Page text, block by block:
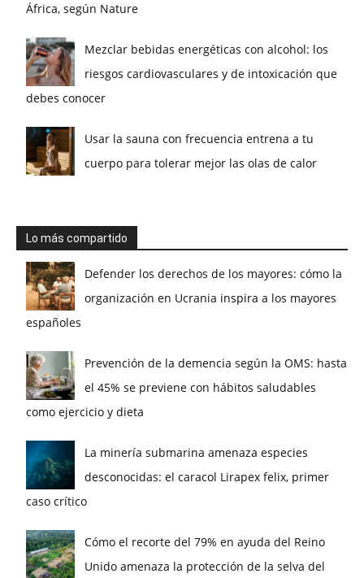
África, según Nature
Mezclar bebidas energéticas con alcohol: los
riesgos cardiovasculares y de intoxicación que
debes conocer
Usar la sauna con frecuencia entrena a tu
cuerpo para tolerar mejor las olas de calor
Lo más compartido
Defender los derechos de los mayores: cómo la
organización en Ucrania inspira a los mayores
españoles
Prevención de la demencia según la OMS: hasta
el 45% se previene con hábitos saludables
como ejercicio y dieta
La minería submarina amenaza especies
desconocidas: el caracol Lirapex felix, primer
caso crítico
Cómo el recorte del 79% en ayuda del Reino
Unido amenaza la protección de la selva del